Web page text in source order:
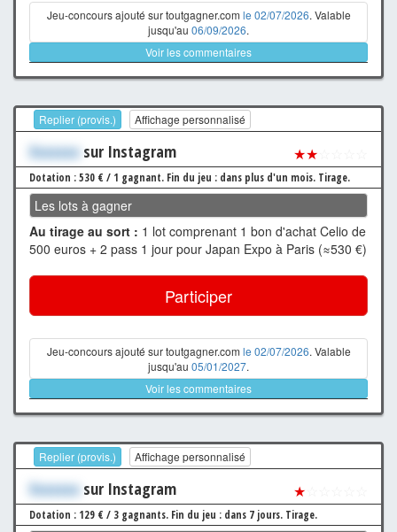
Jeu-concours ajouté sur toutgagner.com le 02/07/2026. Valable
jusqu'au 06/09/2026.
Voir les commentaires
Replier (provis.) Affichage personnalisé
Xxxxxxx sur Instagram ★★
Dotation : 530 € / 1 gagnant. Fin du jeu : dans plus d'un mois. Tirage.
Les lots à gagner
Au tirage au sort : 1 lot comprenant 1 bon d'achat Celio de
500 euros + 2 pass 1 jour pour Japan Expo à Paris (≈530 €)
Participer
Jeu-concours ajouté sur toutgagner.com le 02/07/2026. Valable
jusqu'au 05/01/2027.
Voir les commentaires
Replier (provis.) Affichage personnalisé
Xxxxxxx sur Instagram ★
Dotation : 129 € / 3 gagnants. Fin du jeu : dans 7 jours. Tirage.